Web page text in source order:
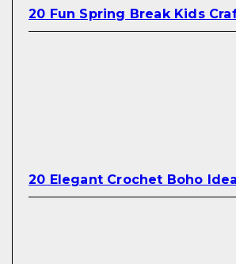
20 Fun Spring Break Kids
20 Elegant Crochet Boho